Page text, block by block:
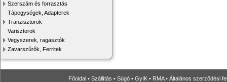
Szerszám és forrasztás
Tápegységek, Adapterek
Tranzisztorok
Varisztorok
Vegyszerek, ragasztók
Zavarszűrők, Ferritek
Főoldal • Szállítás • Súgó • GyIK • RMA• Általános szerződési